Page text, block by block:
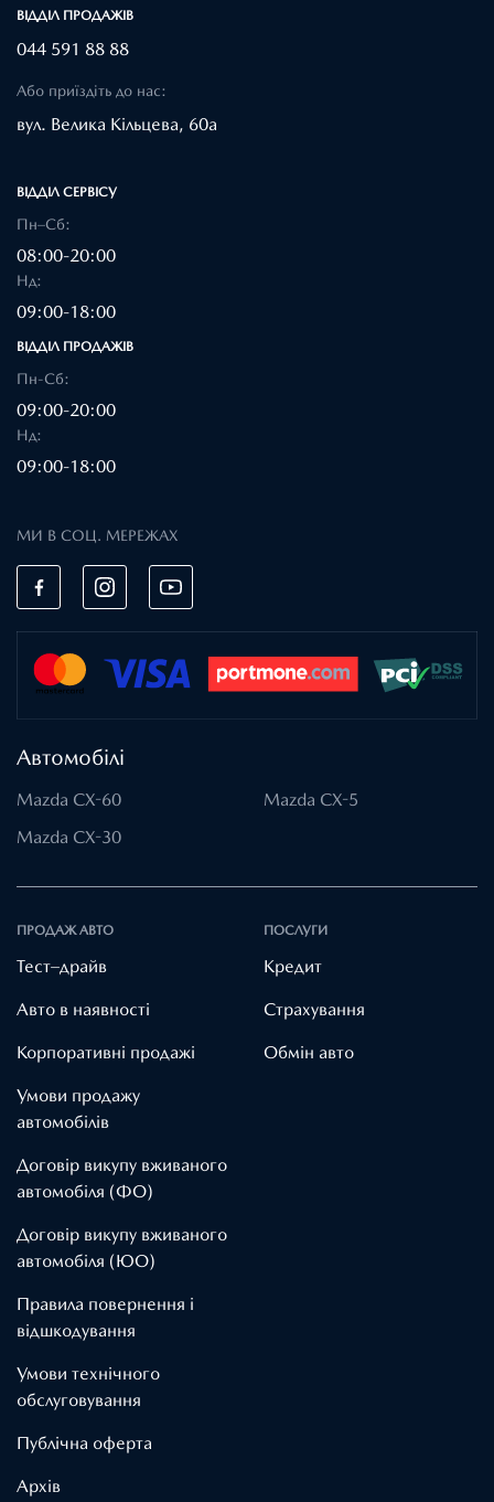
ВІДДІЛ ПРОДАЖІВ
044 591 88 88
Або приїздіть до нас:
вул. Велика Кільцева, 60а
ВІДДІЛ CЕРВІСУ
Пн–Сб:
08:00-20:00
Нд:
09:00-18:00
ВІДДІЛ ПРОДАЖІВ
Пн-Сб:
09:00-20:00
Нд:
09:00-18:00
МИ В СОЦ. МЕРЕЖАХ
Автомобілі
Mazda CX-60
Mazda CX-5
Mazda CX-30
ПРОДАЖ АВТО
Тест–драйв
Авто в наявності
Корпоративні продажі
Умови продажу
автомобілів
Договір викупу вживаного
автомобіля (ФО)
Договір викупу вживаного
автомобіля (ЮО)
Правила повернення і
відшкодування
Умови технічного
обслуговування
Публічна оферта
Архів
ПОСЛУГИ
Кредит
Страхування
Обмін авто